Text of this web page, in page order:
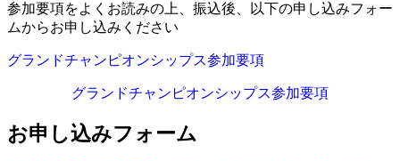
参加要項をよくお読みの上、振込後、以下の申し込みフォー
ムからお申し込みください
グランドチャンピオンシップス参加要項
グランドチャンピオンシップス参加要項
お申し込みフォーム